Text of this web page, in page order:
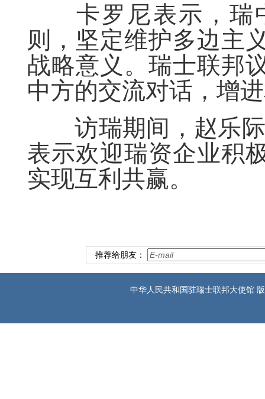
卡罗尼表示，瑞
则，坚定维护多边主
战略意义。瑞士联邦
中方的交流对话，增
访瑞期间，赵乐际
表示欢迎瑞资企业积
实现互利共赢。
推荐给朋友：
中华人民共和国驻瑞士联邦大使馆